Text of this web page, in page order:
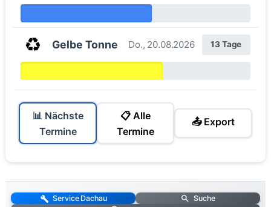
♻️ Gelbe Tonne Do., 20.08.2026 13 Tage
📊 Nächste
Termine
📋 Alle
Termine
📤 Export
Service Dachau
Suche